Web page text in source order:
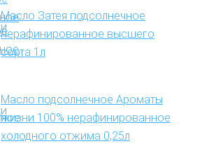
Масло Затея подсолнечное
нерафинированное высшего
сорта 1л
Масло подсолнечное Ароматы
жизни 100% нерафинированное
холодного отжима 0,25л